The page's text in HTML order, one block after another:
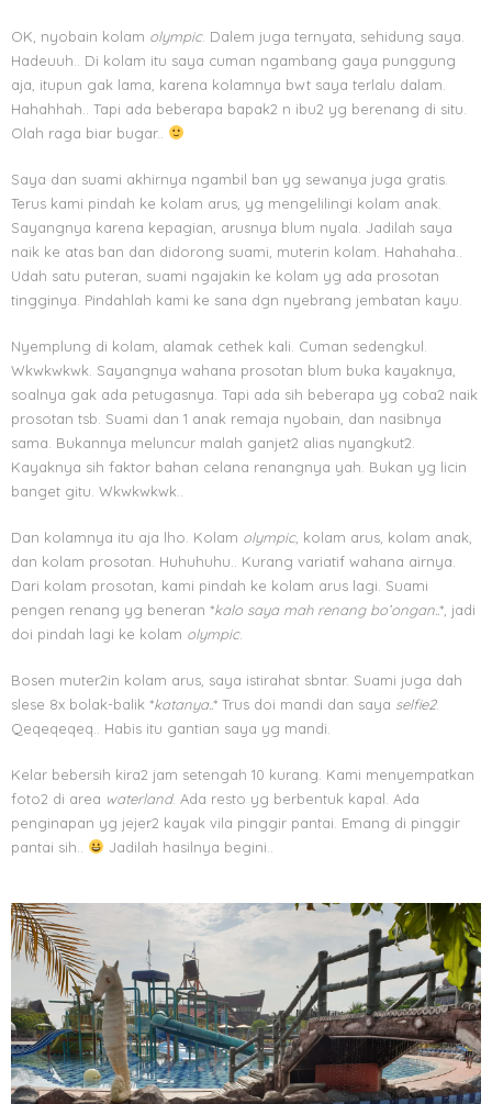
OK, nyobain kolam olympic. Dalem juga ternyata, sehidung saya.
Hadeuuh.. Di kolam itu saya cuman ngambang gaya punggung
aja, itupun gak lama, karena kolamnya bwt saya terlalu dalam.
Hahahhah.. Tapi ada beberapa bapak2 n ibu2 yg berenang di situ.
Olah raga biar bugar..
Saya dan suami akhirnya ngambil ban yg sewanya juga gratis.
Terus kami pindah ke kolam arus, yg mengelilingi kolam anak.
Sayangnya karena kepagian, arusnya blum nyala. Jadilah saya
naik ke atas ban dan didorong suami, muterin kolam. Hahahaha..
Udah satu puteran, suami ngajakin ke kolam yg ada prosotan
tingginya. Pindahlah kami ke sana dgn nyebrang jembatan kayu.
Nyemplung di kolam, alamak cethek kali. Cuman sedengkul.
Wkwkwkwk. Sayangnya wahana prosotan blum buka kayaknya,
soalnya gak ada petugasnya. Tapi ada sih beberapa yg coba2 naik
prosotan tsb. Suami dan 1 anak remaja nyobain, dan nasibnya
sama. Bukannya meluncur malah ganjet2 alias nyangkut2.
Kayaknya sih faktor bahan celana renangnya yah. Bukan yg licin
banget gitu. Wkwkwkwk..
Dan kolamnya itu aja lho. Kolam olympic, kolam arus, kolam anak,
dan kolam prosotan. Huhuhuhu.. Kurang variatif wahana airnya.
Dari kolam prosotan, kami pindah ke kolam arus lagi. Suami
pengen renang yg beneran *kalo saya mah renang bo’ongan.. *, jadi
doi pindah lagi ke kolam olympic.
Bosen muter2in kolam arus, saya istirahat sbntar. Suami juga dah
slese 8x bolak-balik *katanya..* Trus doi mandi dan saya selfie2.
Qeqeqeqeq.. Habis itu gantian saya yg mandi.
Kelar bebersih kira2 jam setengah 10 kurang. Kami menyempatkan
foto2 di area waterland. Ada resto yg berbentuk kapal. Ada
penginapan yg jejer2 kayak vila pinggir pantai. Emang di pinggir
pantai sih..
Jadilah hasilnya begini..